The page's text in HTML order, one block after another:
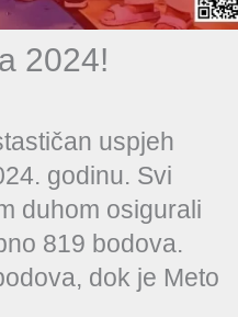
2024!
uspjeh
godinu. Svi
duhom osigurali
819 bodova.
dok je Meto